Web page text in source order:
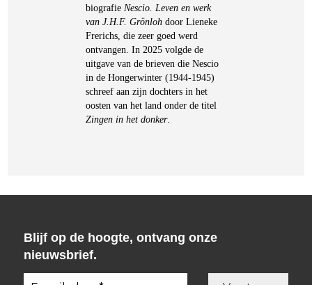
biografie Nescio. Leven en werk
van J.H.F. Grönloh door Lieneke
Frerichs, die zeer goed werd
ontvangen. In 2025 volgde de
uitgave van de brieven die Nescio
in de Hongerwinter (1944-1945)
schreef aan zijn dochters in het
oosten van het land onder de titel
Zingen in het donker.
Blijf op de hoogte, ontvang onze
nieuwsbrief.